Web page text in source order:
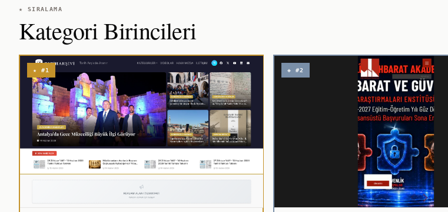
★ SIRALAMA
Kategori Birincileri
★ #1 ◈ #2